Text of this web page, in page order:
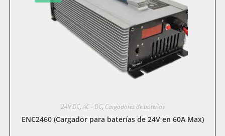
24V DC,AC - DC, Cargadores de baterías
ENC2460 (Cargador para baterías de 24V en 60A Max)